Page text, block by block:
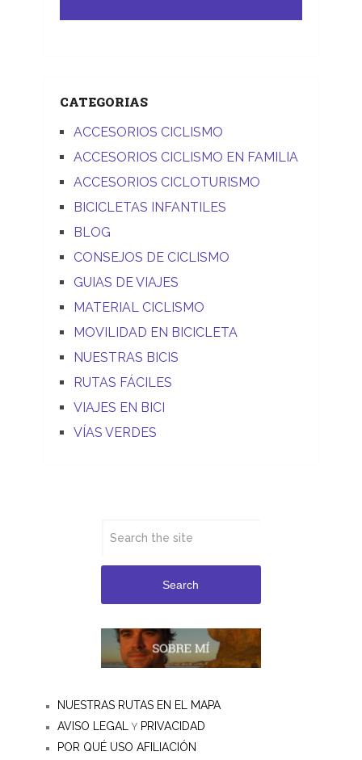
CATEGORIAS
ACCESORIOS CICLISMO
ACCESORIOS CICLISMO EN FAMILIA
ACCESORIOS CICLOTURISMO
BICICLETAS INFANTILES
BLOG
CONSEJOS DE CICLISMO
GUIAS DE VIAJES
MATERIAL CICLISMO
MOVILIDAD EN BICICLETA
NUESTRAS BICIS
RUTAS FÁCILES
VIAJES EN BICI
VÍAS VERDES
Search
NUESTRAS RUTAS EN EL MAPA
AVISO LEGAL YPRIVACIDAD
POR QUÉ USO AFILIACIÓN